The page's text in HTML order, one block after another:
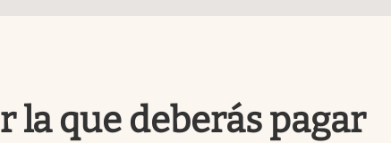
la que deberás pagar